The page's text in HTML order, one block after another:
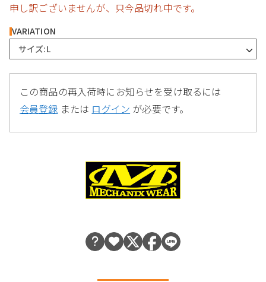
申し訳ございませんが、只今品切れ中です。
VARIATION
サイズ:L
この商品の再入荷時にお知らせを受け取るには
会員登録 または ログイン が必要です。